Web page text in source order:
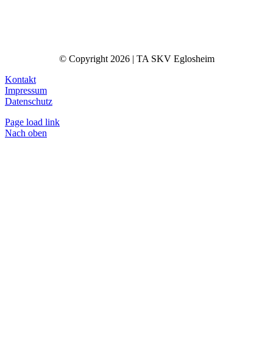
© Copyright 2026 | TA SKV Eglosheim
Kontakt
Impressum
Datenschutz
Page load link
Nach oben